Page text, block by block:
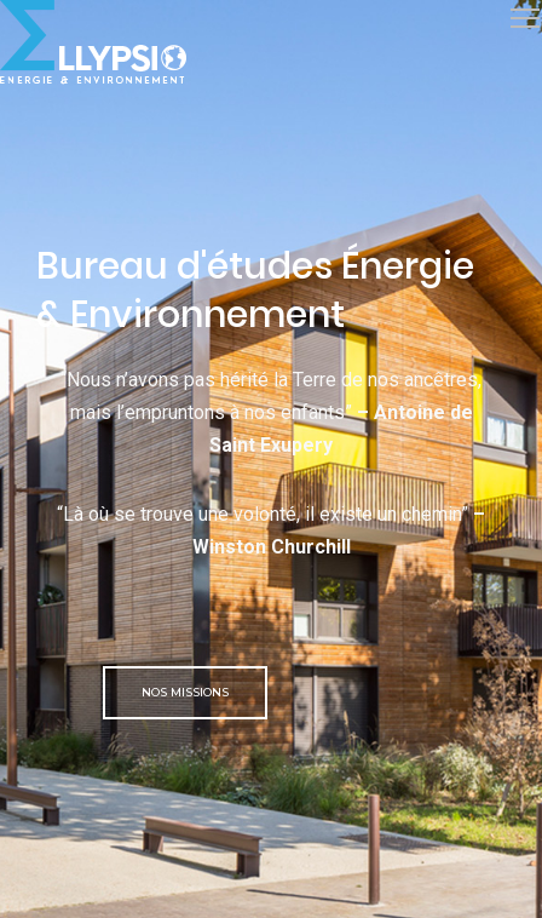
Bureau d'études Énergie
& Environnement
“Nous n’avons pas hérité la Terre de nos ancêtres,
mais l’empruntons à nos enfants”– Antoine de
Saint Exupery
“Là où se trouve une volonté, il existe un chemin”–
Winston Churchill
NOS MISSIONS